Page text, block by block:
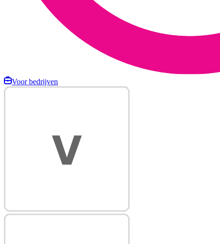
Voor bedrijven